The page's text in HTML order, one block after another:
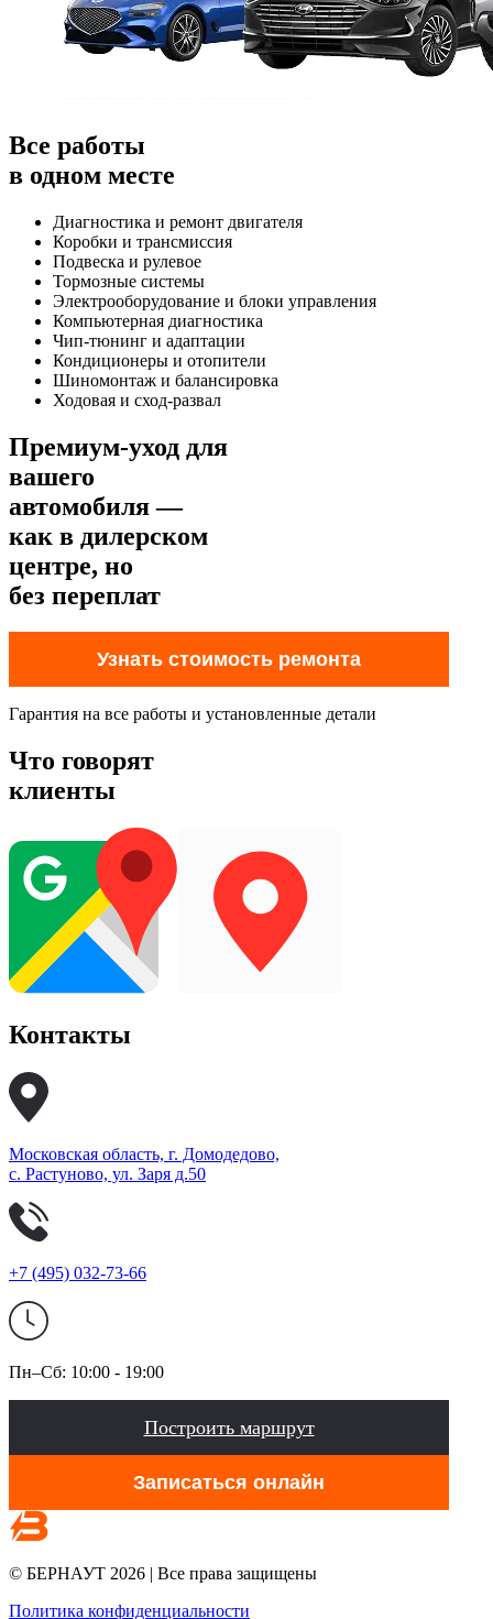
Все работы
в одном месте
Диагностика и ремонт двигателя
Коробки и трансмиссия
Подвеска и рулевое
Тормозные системы
Электрооборудование и блоки управления
Компьютерная диагностика
Чип-тюнинг и адаптации
Кондиционеры и отопители
Шиномонтаж и балансировка
Ходовая и сход-развал
Премиум-уход для
вашего
автомобиля —
как в дилерском
центре, но
без переплат
Узнать стоимость ремонта
Гарантия на все работы и установленные детали
Что говорят
клиенты
Контакты
Московская область, г. Домодедово,
с. Растуново, ул. Заря д.50
+7 (495) 032-73-66
Пн–Сб: 10:00 - 19:00
Построить маршрут
Записаться онлайн
© БЕРНАУТ 2026 | Все права защищены
Политика конфиденциальности